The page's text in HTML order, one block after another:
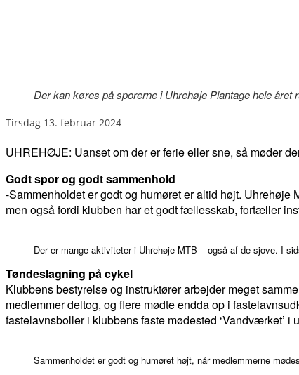
Der kan køres på sporerne i Uhrehøje Plantage hele
tirsdag 13. februar 2024
UHREHØJE: Uanset om der er ferie eller sne, så møder
Godt spor og godt sammenhold
-Sammenholdet er godt og humøret er altid højt.
men også fordi klubben har et godt fællesskab, fortæller
Der er mange aktiviteter i Uhrehøje MTB – også af de sjove. I
Tøndeslagning på cykel
Klubbens bestyrelse og instruktører arbejder meget
medlemmer deltog, og flere mødte endda op i
fastelavnsboller i klubbens faste mødested ‘Vandværket’
Sammenholdet er godt og humøret højt, når medlemmerne